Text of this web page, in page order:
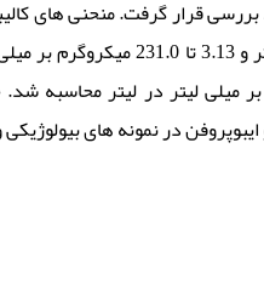
به ترتیب برای آسپرین و ایبوپروفن در محدوده 5.17 تا 134.0
آسپرین و ایبوپروفن به ترتیب 0.50 و 0.42 میکروگرم بر میلی